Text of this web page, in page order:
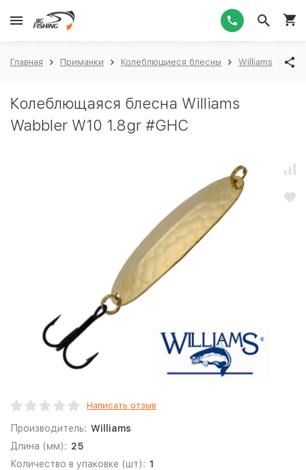
Главная Приманки Колеблющиеся блесны Williams
Колеблющаяся блесна Williams
Wabbler W10 1.8gr #GHC
Написать отзыв
Производитель: Williams
Длина (мм): 25
Количество в упаковке (шт): 1